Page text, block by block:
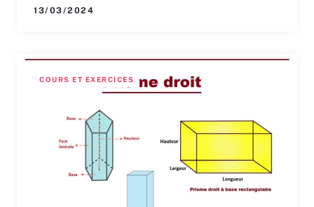
13/03/2024
COURS ET EXERCICES